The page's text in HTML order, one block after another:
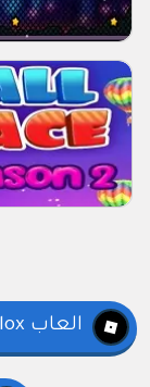
العاب Roblox